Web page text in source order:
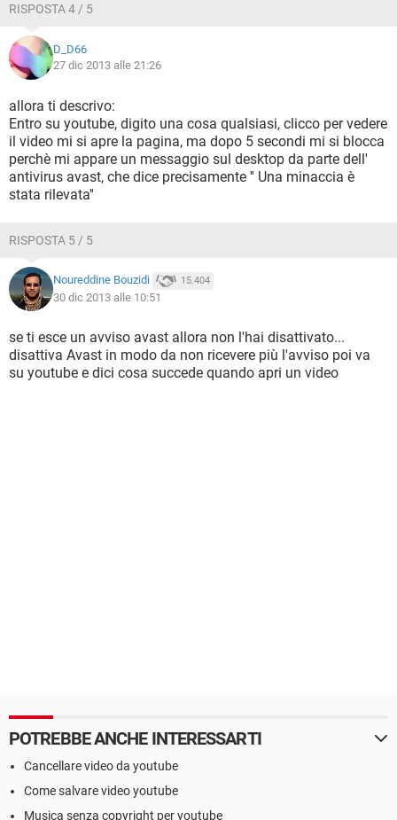
RISPOSTA 4 / 5
D_D66
27 dic 2013 alle 21:26
allora ti descrivo:
Entro su youtube, digito una cosa qualsiasi, clicco per vedere
il video mi si apre la pagina, ma dopo 5 secondi mi si blocca
perchè mi appare un messaggio sul desktop da parte dell'
antivirus avast, che dice precisamente '' Una minaccia è
stata rilevata''
RISPOSTA 5 / 5
Noureddine Bouzidi 15.404
30 dic 2013 alle 10:51
se ti esce un avviso avast allora non l'hai disattivato...
disattiva Avast in modo da non ricevere più l'avviso poi va
su youtube e dici cosa succede quando apri un video
POTREBBE ANCHE INTERESSARTI
Cancellare video da youtube
Come salvare video youtube
Musica senza copyright per youtube